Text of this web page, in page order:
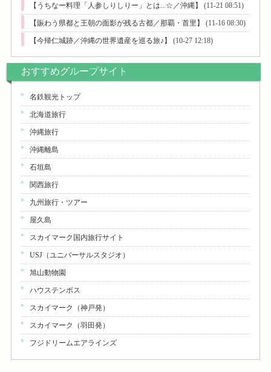
【うちなー料理「人参しりしりー」とは...☆／沖縄】 (11-21 08:51)
【賑わう県都と王朝の面影が残る古都／那覇・首里】 (11-16 08:30)
【今帰仁城跡／沖縄の世界遺産を巡る旅♪】 (10-27 12:18)
おすすめグループサイト
名鉄観光トップ
北海道旅行
沖縄旅行
沖縄離島
石垣島
関西旅行
九州旅行・ツアー
屋久島
スカイマーク国内旅行サイト
USJ（ユニバーサルスタジオ）
旭山動物園
ハウステンボス
スカイマーク（神戸発）
スカイマーク（羽田発）
フジドリームエアラインズ